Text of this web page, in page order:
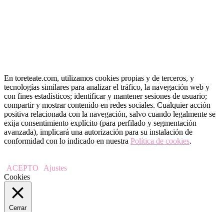
En toreteate.com, utilizamos cookies propias y de terceros, y
tecnologías similares para analizar el tráfico, la navegación web y
con fines estadísticos; identificar y mantener sesiones de usuario;
compartir y mostrar contenido en redes sociales. Cualquier acción
positiva relacionada con la navegación, salvo cuando legalmente se
exija consentimiento explícito (para perfilado y segmentación
avanzada), implicará una autorización para su instalación de
conformidad con lo indicado en nuestra Política de cookies.
ACEPTO
Ajustes
Cookies
Cerrar